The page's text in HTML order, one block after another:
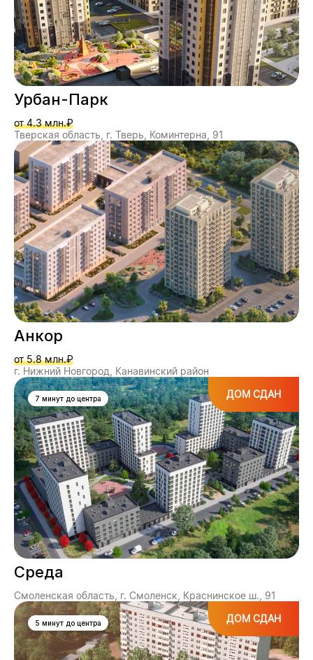
Урбан-Парк
от 4.3 млн.₽
Тверская область, г. Тверь, Коминтерна, 91
Анкор
от 5.8 млн.₽
г. Нижний Новгород, Канавинский район
7 минут до центра ДОМ СДАН
Среда
Смоленская область, г. Смоленск, Краснинское ш., 91
5 минут до центра ДОМ СДАН